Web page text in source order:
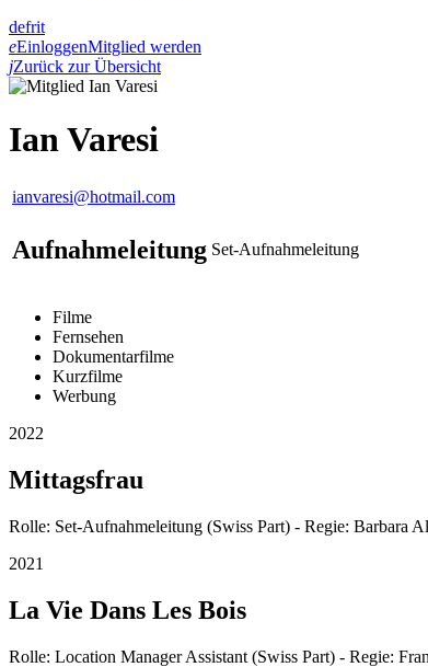
defrit
eEinloggenMitglied werden
jZurück zur Übersicht
Ian Varesi
ianvaresi@hotmail.com
Aufnahmeleitung Set-Aufnahmeleitung
Filme
Fernsehen
Dokumentarfilme
Kurzfilme
Werbung
2022
Mittagsfrau
Rolle: Set-Aufnahmeleitung (Swiss Part) - Regie: Barbara
2021
La Vie Dans Les Bois
Rolle: Location Manager Assistant (Swiss Part) - Regie: